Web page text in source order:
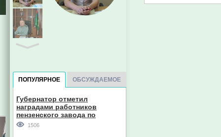
ПОПУЛЯРНОЕ ОБСУЖДАЕМОЕ
Губернатор отметил
наградами работников
пензенского завода по
производству станков
1506